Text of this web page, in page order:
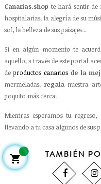
Canarias.shop te hará sentir de
hospitalarias, la alegría de su
sol, la belleza de sus paisajes...
Si en algún momento te
aquello, a través de este portal
de productos canariosde la
mermeladas, regalanuestra
poquito más cerca.
Mientras esperamos tu
llevando a tu casa algunos de sus
TAMBIÉN
